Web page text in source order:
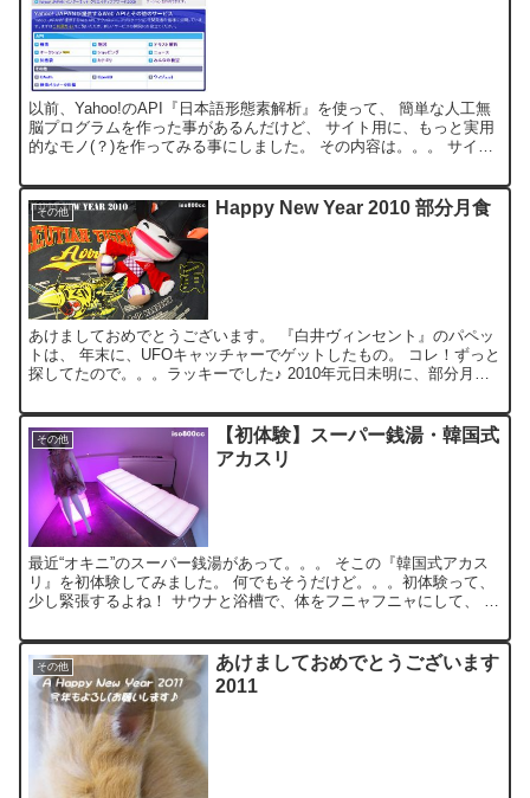
以前、Yahoo!のAPI『日本語形態素解析』を使って、 簡単な人工無
脳プログラムを作った事があるんだけど、 サイト用に、もっと実用
的なモノ(？)を作ってみる事にしました。 その内容は。。。 サイト
その他 Happy New Year 2010 部分月食
あけましておめでとうございます。 『白井ヴィンセント』のパペッ
トは、 年末に、UFOキャッチャーでゲットしたもの。 コレ！ずっと
探してたので。。。ラッキーでした♪ 2010年元日未明に、部分月食
その他
【初体験】スーパー銭湯・韓国式
アカスリ
最近“オキニ”のスーパー銭湯があって。。。 そこの『韓国式アカス
リ』を初体験してみました。 何でもそうだけど。。。初体験って、
少し緊張するよね！ サウナと浴槽で、体をフニャフニャにして、 待
その他
あけましておめでとうございます
2011